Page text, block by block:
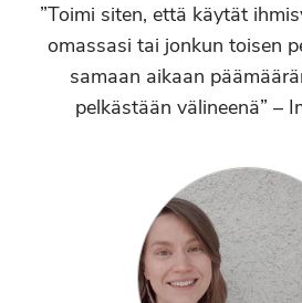
”Toimi siten, että käytät
omassasi tai jonkun toisen
samaan aikaan
pelkästään välineenä” –